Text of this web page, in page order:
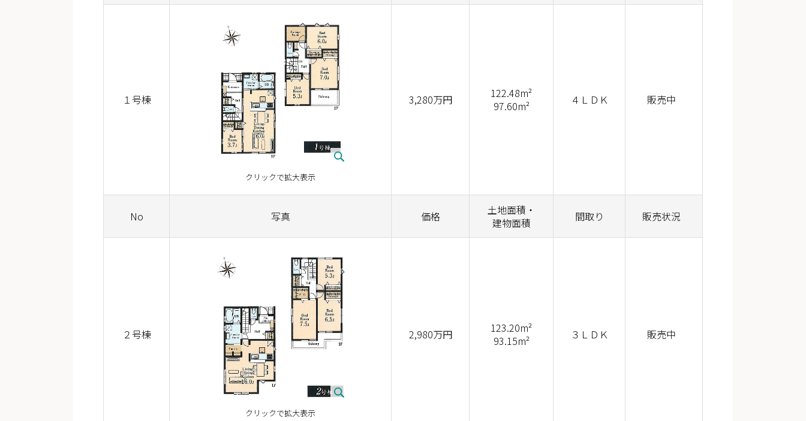
１号棟
クリックで拡大表示
3,280万円
122.48m²
97.60m²
４ＬＤＫ 販売中
No 写真 価格
土地面積・
建物面積
間取り 販売状況
２号棟
クリックで拡大表示
2,980万円
123.20m²
93.15m²
３ＬＤＫ 販売中